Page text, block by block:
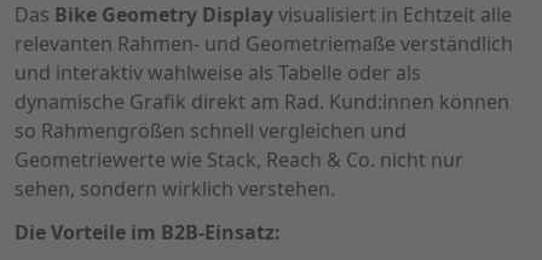
Das Bike Geometry Displayvisualisiert in Echtzeit alle
relevanten Rahmen- und Geometriemaße verständlich
und interaktiv wahlweise als Tabelle oder als
dynamische Grafik direkt am Rad. Kund:innen können
so Rahmengrößen schnell vergleichen und
Geometriewerte wie Stack, Reach & Co. nicht nur
sehen, sondern wirklich verstehen.
Die Vorteile im B2B-Einsatz: